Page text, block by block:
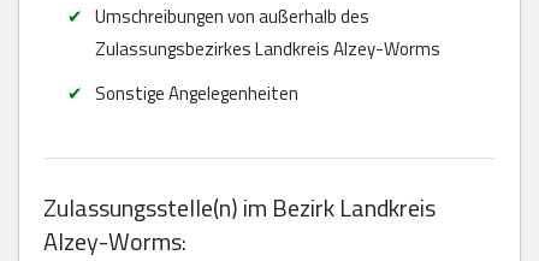
Umschreibungen von außerhalb des
Zulassungsbezirkes Landkreis Alzey-Worms
Sonstige Angelegenheiten
Zulassungsstelle(n) im Bezirk Landkreis
Alzey-Worms: